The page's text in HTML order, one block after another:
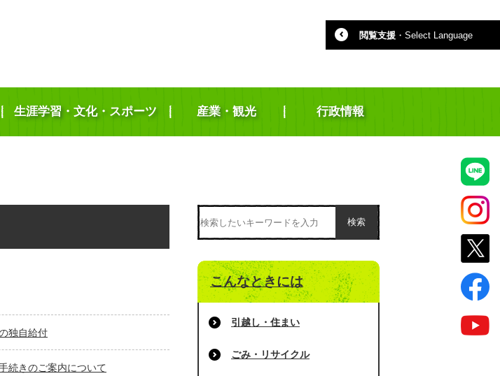
閲覧支援 ・ Select Language
生涯学習・文化・スポーツ 産業・観光 行政情報
独自給付
続きのご案内について
検索
こんなときには
引越し・住まい
ごみ・リサイクル